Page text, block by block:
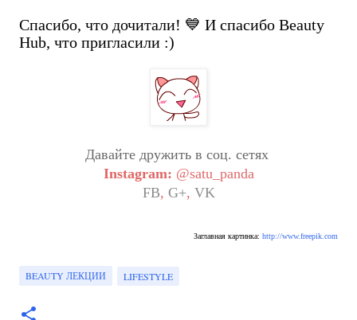
Спасибо, что дочитали! 💙 И спасибо Beauty
Hub, что пригласили :)
Давайте дружить в соц. сетях
Instagram: @satu_panda
FB, G+, VK
Заглавная картинка: http://www.freepik.com
BEAUTY ЛЕКЦИИ LIFESTYLE